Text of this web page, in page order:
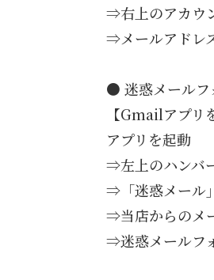
⇒右上のアカウ
⇒メールアドレ
● 迷惑メールフ
【Gmailアプリ
アプリを起動
⇒左上のハンバ
⇒「迷惑メール
⇒当店からのメ
⇒迷惑メールフ